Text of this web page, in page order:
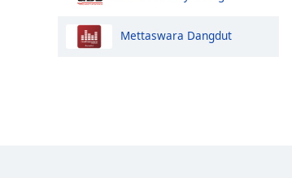
Mettaswara Dangdut